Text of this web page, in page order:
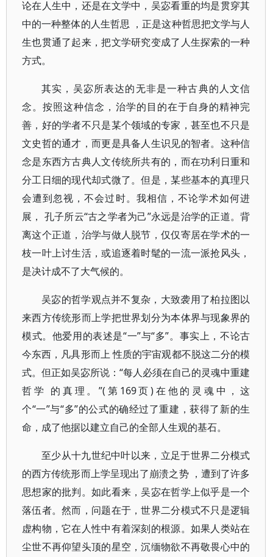
论在人生中，还是在文学中，吴宓看重的均是贯穿其
中的一种整体的人生哲思 ，正是这种哲思把文学与人
生也贯通了起来，把文学研究变成了人生探索的一种
方式。
其实，吴宓所表达的无非是一种古典的人文信
念。按照这种信念，治学的目的在于自身的精神完
善，好的学者不只是某个领域的专家，甚至也不只是
文史哲的通才，而更是具备人生识见的智者。这种信
念是东西方古典人文传统所共有的，而在功利日重和
分工日细的现代却式微了。但是，某些基本的真理只
会遭到忽视，不会过时。我相信，不论学术如何进
展， 孔子所云“古之学者为己”永远是治学的正道。背
离这个正道，治学与做人脱节，仅仅寄居在学术的一
枝一叶上讨生活，或追逐着时髦的一流一派抢风头，
是决计成不了大气候的。
吴宓的哲学观点并不复杂，大致袭用了柏拉图以
来西方传统形而上学把世界划分为本体界与现象界的
模式。他爱用的表述是“一”与“多”。事实上，不论古
今东西，凡具形而上 性质的宇宙观都不脱这二分的模
式。但正如吴宓所说：“每人必须在自己的灵魂中重建
哲学 的真理。”(第169页)在他的灵魂中，这
个“一”与“多”的公式的确经过了重建，获得了新的生
命，成了他据以建立自己的全部人生观的基石。
至少从十九世纪中叶以来，立足于世界二分模式
的西方传统形而上学呈现出了崩溃之势 ，遭到了许多
思想家的批判。如此看来，吴宓在哲学上似乎是一个
落伍者。然而，问题在于，世界二分模式不只是逻辑
虚构物，它在人性中有着深刻的根源。如果人类站在
尘世不再仰望头顶的星空，沉缅物欲不再敬畏心中的